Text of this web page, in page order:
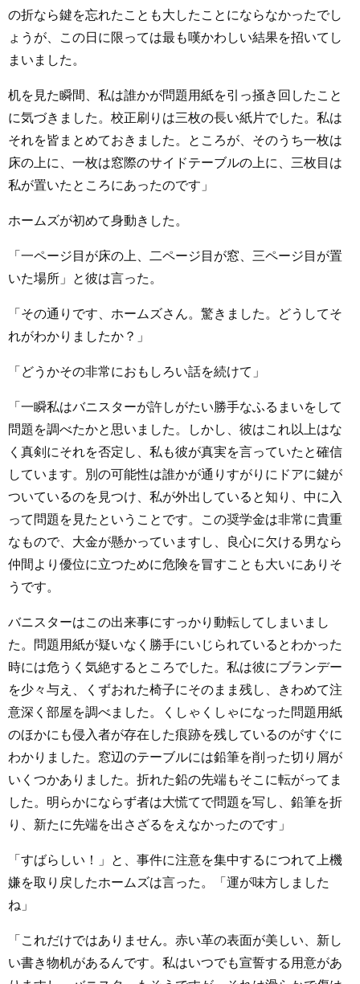
の折なら鍵を忘れたことも大したことにならなかったでし
ょうが、この日に限っては最も嘆かわしい結果を招いてし
まいました。
机を見た瞬間、私は誰かが問題用紙を引っ掻き回したこと
に気づきました。校正刷りは三枚の長い紙片でした。私は
それを皆まとめておきました。ところが、そのうち一枚は
床の上に、一枚は窓際のサイドテーブルの上に、三枚目は
私が置いたところにあったのです」
ホームズが初めて身動きした。
「一ページ目が床の上、二ページ目が窓、三ページ目が置
いた場所」と彼は言った。
「その通りです、ホームズさん。驚きました。どうしてそ
れがわかりましたか？」
「どうかその非常におもしろい話を続けて」
「一瞬私はバニスターが許しがたい勝手なふるまいをして
問題を調べたかと思いました。しかし、彼はこれ以上はな
く真剣にそれを否定し、私も彼が真実を言っていたと確信
しています。別の可能性は誰かが通りすがりにドアに鍵が
ついているのを見つけ、私が外出していると知り、中に入
って問題を見たということです。この奨学金は非常に貴重
なもので、大金が懸かっていますし、良心に欠ける男なら
仲間より優位に立つために危険を冒すことも大いにありそ
うです。
バニスターはこの出来事にすっかり動転してしまいまし
た。問題用紙が疑いなく勝手にいじられているとわかった
時には危うく気絶するところでした。私は彼にブランデー
を少々与え、くずおれた椅子にそのまま残し、きわめて注
意深く部屋を調べました。くしゃくしゃになった問題用紙
のほかにも侵入者が存在した痕跡を残しているのがすぐに
わかりました。窓辺のテーブルには鉛筆を削った切り屑が
いくつかありました。折れた鉛の先端もそこに転がってま
した。明らかにならず者は大慌てで問題を写し、鉛筆を折
り、新たに先端を出さざるをえなかったのです」
「すばらしい！」と、事件に注意を集中するにつれて上機
嫌を取り戻したホームズは言った。「運が味方しました
ね」
「これだけではありません。赤い革の表面が美しい、新し
い書き物机があるんです。私はいつでも宣誓する用意があ